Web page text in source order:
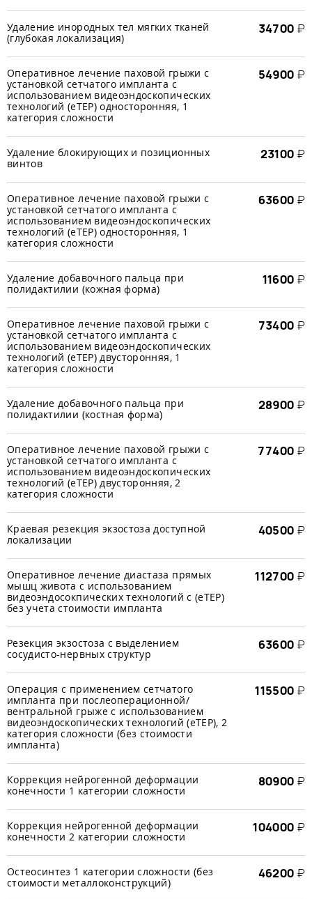
Удаление инородных тел мягких тканей
(глубокая локализация)
34700 ₽
Оперативное лечение паховой грыжи с
установкой сетчатого импланта с
использованием видеоэндоскопических
технологий (еTЕР) односторонняя, 1
категория сложности
54900 ₽
Удаление блокирующих и позиционных
винтов
23100 ₽
Оперативное лечение паховой грыжи с
установкой сетчатого импланта с
использованием видеоэндоскопических
технологий (еTЕР) односторонняя, 1
категория сложности
63600 ₽
Удаление добавочного пальца при
полидактилии (кожная форма)
11600 ₽
Оперативное лечение паховой грыжи с
установкой сетчатого импланта с
использованием видеоэндоскопических
технологий (еTЕР) двусторонняя, 1
категория сложности
73400 ₽
Удаление добавочного пальца при
полидактилии (костная форма)
28900 ₽
Оперативное лечение паховой грыжи с
установкой сетчатого импланта с
использованием видеоэндоскопических
технологий (еTЕР) двусторонняя, 2
категория сложности
77400 ₽
Краевая резекция экзостоза доступной
локализации
40500 ₽
Оперативное лечение диастаза прямых
мышц живота с использованием
видеоэндосокпических технологий с (еТЕР)
без учета стоимости импланта
112700 ₽
Резекция экзостоза с выделением
сосудисто-нервных структур
63600 ₽
Операция с применением сетчатого
импланта при послеоперационной/
вентральной грыже с использованием
видеоэндоскопических технологий (еТЕР), 2
категория сложности (без стоимости
импланта)
115500 ₽
Коррекция нейрогенной деформации
конечности 1 категории сложности
80900 ₽
Коррекция нейрогенной деформации
конечности 2 категории сложности
104000 ₽
Остеосинтез 1 категории сложности (без
стоимости металлоконструкций)
46200 ₽